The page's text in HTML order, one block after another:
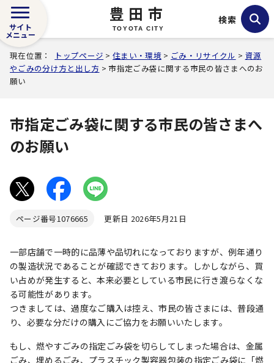
豊田市
TOYOTA CITY
サイト
メニュー
検索
現在位置： トップページ >住まい・環境 > ごみ・リサイクル > 資源
やごみの分け方と出し方 > 市指定ごみ袋に関する市民の皆さまへのお
願い
市指定ごみ袋に関する市民の皆さまへ
のお願い
ページ番号1076665 更新日 2026年5月21日
一部店舗で一時的に品薄や品切れになっておりますが、例年通り
の製造状況であることが確認できております。しかしながら、買
い占めが発生すると、本来必要としている市民に行き渡らなくな
る可能性があります。
つきましては、過度なご購入は控え、市民の皆さまには、普段通
り、必要な分だけの購入にご協力をお願いいたします。
もし、燃やすごみの指定ごみ袋を切らしてしまった場合は、金属
ごみ、埋めるごみ、プラスチック製容器包装の指定ごみ袋に「燃